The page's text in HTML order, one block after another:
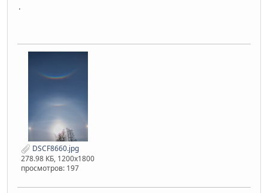
.
DSCF8660.jpg
278.98 КБ, 1200x1800
просмотров: 197